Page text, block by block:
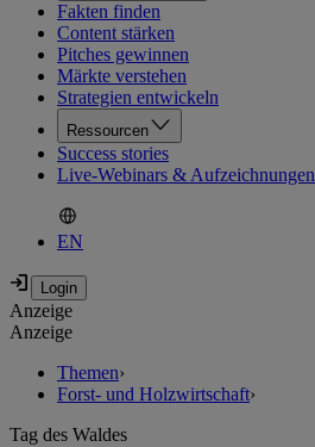
Fakten finden
Content stärken
Pitches gewinnen
Märkte verstehen
Strategien entwickeln
Ressourcen
Success stories
Live-Webinars & Aufzeichnungen
EN
Anzeige
Anzeige
Themen›
Forst- und Holzwirtschaft›
Tag des Waldes